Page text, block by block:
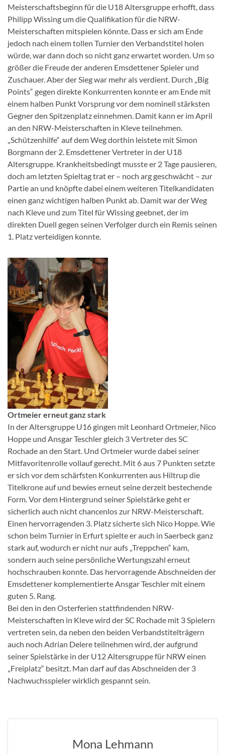
Meisterschaftsbeginn für die U18 Altersgruppe erhofft, dass
Philipp Wissing um die Qualifikation für die NRW-
Meisterschaften mitspielen könnte. Dass er sich am Ende
jedoch nach einem tollen Turnier den Verbandstitel holen
würde, war dann doch so nicht ganz erwartet worden. Um so
größer die Freude der anderen Emsdettener Spieler und
Zuschauer. Aber der Sieg war mehr als verdient. Durch „Big
Points“ gegen direkte Konkurrenten konnte er am Ende mit
einem halben Punkt Vorsprung vor dem nominell stärksten
Gegner den Spitzenplatz einnehmen. Damit kann er im April
an den NRW-Meisterschaften in Kleve teilnehmen.
„Schützenhilfe“ auf dem Weg dorthin leistete mit Simon
Borgmann der 2. Emsdettener Vertreter in der U18
Altersgruppe. Krankheitsbedingt musste er 2 Tage pausieren,
doch am letzten Spieltag trat er – noch arg geschwächt – zur
Partie an und knöpfte dabei einem weiteren Titelkandidaten
einen ganz wichtigen halben Punkt ab. Damit war der Weg
nach Kleve und zum Titel für Wissing geebnet, der im
direkten Duell gegen seinen Verfolger durch ein Remis seinen
1. Platz verteidigen konnte.
Ortmeier erneut ganz stark
In der Altersgruppe U16 gingen mit Leonhard Ortmeier, Nico
Hoppe und Ansgar Teschler gleich 3 Vertreter des SC
Rochade an den Start. Und Ortmeier wurde dabei seiner
Mitfavoritenrolle vollauf gerecht. Mit 6 aus 7 Punkten setzte
er sich vor dem schärfsten Konkurrenten aus Hiltrup die
Titelkrone auf und bewies erneut seine derzeit bestechende
Form. Vor dem Hintergrund seiner Spielstärke geht er
sicherlich auch nicht chancenlos zur NRW-Meisterschaft.
Einen hervorragenden 3. Platz sicherte sich Nico Hoppe. Wie
schon beim Turnier in Erfurt spielte er auch in Saerbeck ganz
stark auf, wodurch er nicht nur aufs „Treppchen“ kam,
sondern auch seine persönliche Wertungszahl erneut
hochschrauben konnte. Das hervorragende Abschneiden der
Emsdettener komplementierte Ansgar Teschler mit einem
guten 5. Rang.
Bei den in den Osterferien stattfindenden NRW-
Meisterschaften in Kleve wird der SC Rochade mit 3 Spielern
vertreten sein, da neben den beiden Verbandstitelträgern
auch noch Adrian Delere teilnehmen wird, der aufgrund
seiner Spielstärke in der U12 Altersgruppe für NRW einen
„Freiplatz“ besitzt. Man darf auf das Abschneiden der 3
Nachwuchsspieler wirklich gespannt sein.
Mona Lehmann